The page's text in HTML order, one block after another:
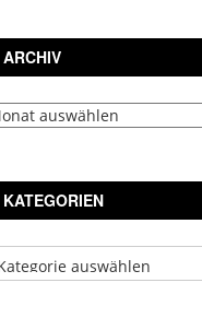
ARCHIV
KATEGORIEN